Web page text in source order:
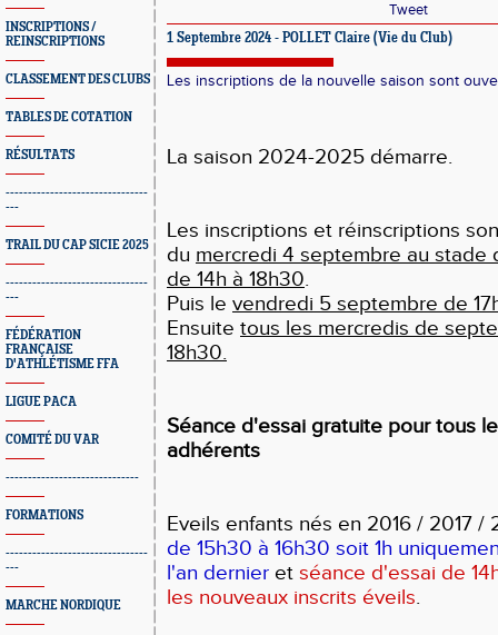
INSCRIPTIONS /
REINSCRIPTIONS
CLASSEMENT DES CLUBS
TABLES DE COTATION
RÉSULTATS
--------------------------------
---
TRAIL DU CAP SICIE 2025
--------------------------------
---
FÉDÉRATION
FRANÇAISE
D'ATHLÉTISME FFA
LIGUE PACA
COMITÉ DU VAR
------------------------------
FORMATIONS
--------------------------------
---
MARCHE NORDIQUE
Tweet
1 Septembre 2024 - POLLET Claire (Vie du Club)
Les inscriptions de la nouvelle saison sont
La saison 2024-2025 démarre.
Les inscriptions et réinscriptions
du mercredi 4 septembre au stade
de 14h à 18h30.
Puis le vendredi 5 septembre de
Ensuite tous les mercredis de
18h30.
Séance d'essai gratuite pour tous
adhérents
Eveils enfants nés en 2016 / 2017 /
de 15h30 à 16h30 soit 1h
l'an dernier et séance d'essai de
les nouveaux inscrits éveils.